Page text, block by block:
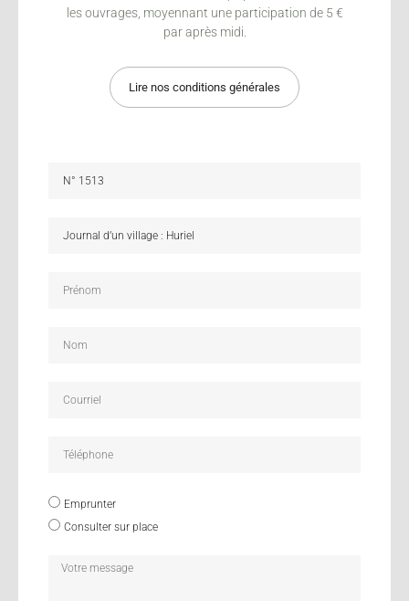
les ouvrages, moyennant une participation de 5 €
par après midi.
Lire nos conditions générales
Emprunter
Consulter sur place